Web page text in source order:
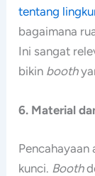
tentang
bagaimana
Ini sangat
bikin booth
6. Material
Pencahayaan
kunci. Booth